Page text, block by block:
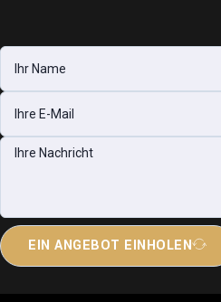
EIN ANGEBOT EINHOLEN